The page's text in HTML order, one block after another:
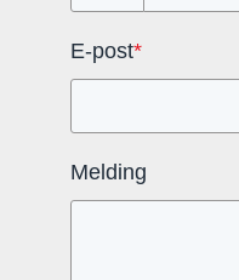
E-post*
Melding